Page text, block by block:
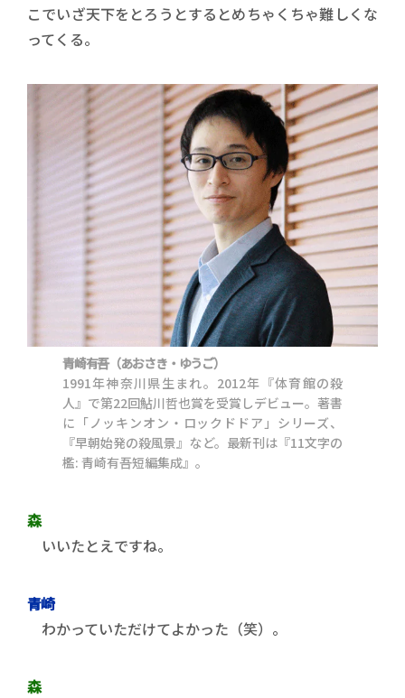
こでいざ天下をとろうとするとめちゃくちゃ難しくな
ってくる。
青崎有吾（あおさき・ゆうご）
1991年神奈川県生まれ。2012年『体育館の殺
人』で第22回鮎川哲也賞を受賞しデビュー。著書
に「ノッキンオン・ロックドドア」シリーズ、
『早朝始発の殺風景』など。最新刊は『11文字の
檻: 青崎有吾短編集成』。
森
いいたとえですね。
青崎
わかっていただけてよかった（笑）。
森